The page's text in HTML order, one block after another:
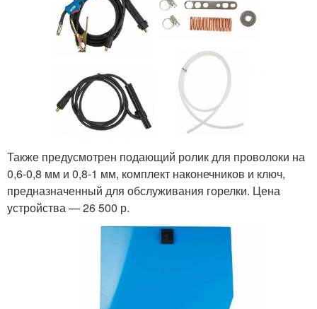
Также предусмотрен подающий ролик для проволоки на
0,6-0,8 мм и 0,8-1 мм, комплект наконечников и ключ,
предназначенный для обслуживания горелки. Цена
устройства — 26 500 р.